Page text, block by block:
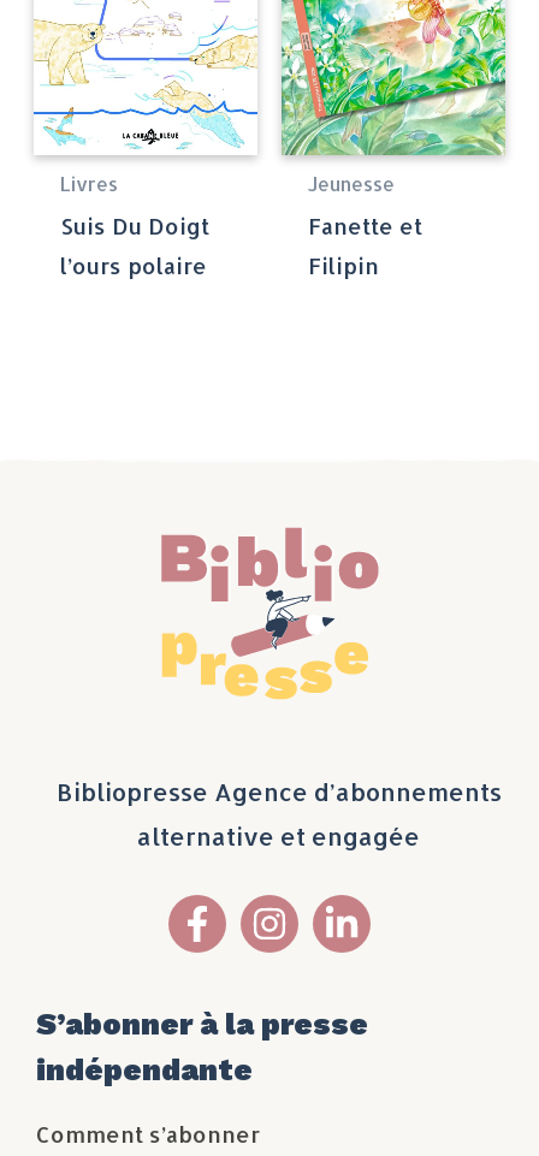
Livres
Suis Du Doigt
l’ours polaire
Jeunesse
Fanette et
Filipin
Bibliopresse Agence d’abonnements
alternative et engagée
S’abonner à la presse
indépendante
Comment s’abonner